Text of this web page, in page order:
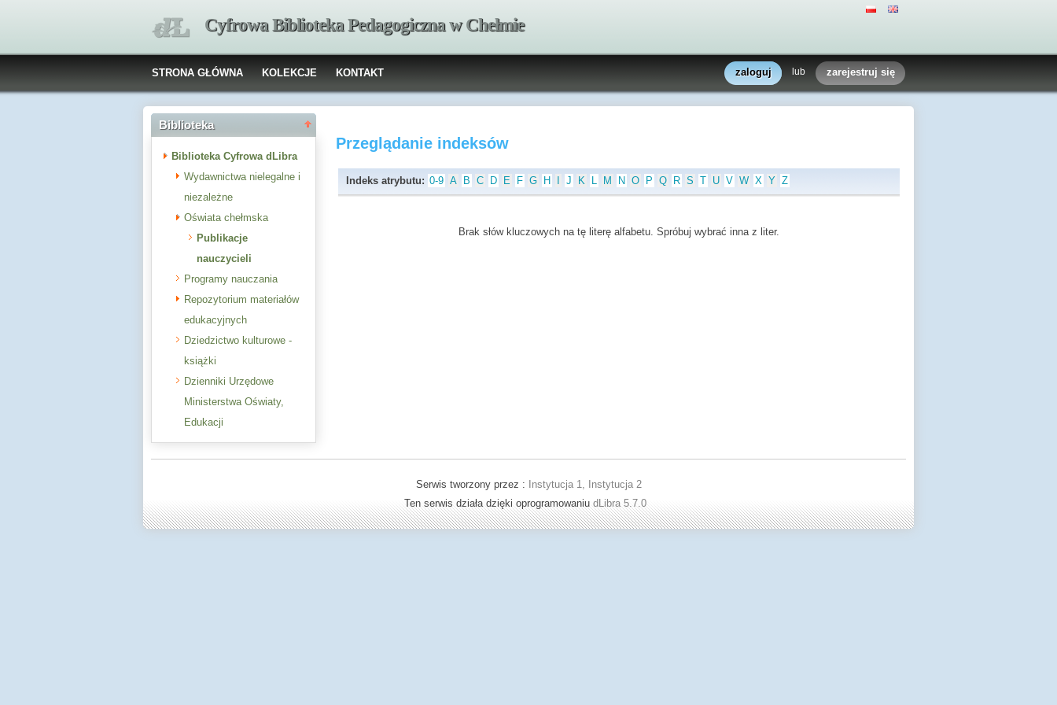
Cyfrowa Biblioteka Pedagogiczna w Chełmie
STRONA GŁÓWNA KOLEKCJE KONTAKT zaloguj lub zarejestruj się
Biblioteka
Biblioteka Cyfrowa dLibra
Wydawnictwa nielegalne i
niezależne
Oświata chełmska
Publikacje
nauczycieli
Programy nauczania
Repozytorium materiałów
edukacyjnych
Dziedzictwo kulturowe -
książki
Dzienniki Urzędowe
Ministerstwa Oświaty,
Edukacji
Przeglądanie indeksów
Indeks atrybutu: 0-9 A B C D E F G H J K L M N O P Q R S T U V W X Y Z
Brak słów kluczowych na tę literę alfabetu. Spróbuj wybrać inna z liter.
Serwis tworzony przez :
Instytucja 1, Instytucja 2
Ten serwis działa dzięki oprogramowaniu dLibra 5.7.0